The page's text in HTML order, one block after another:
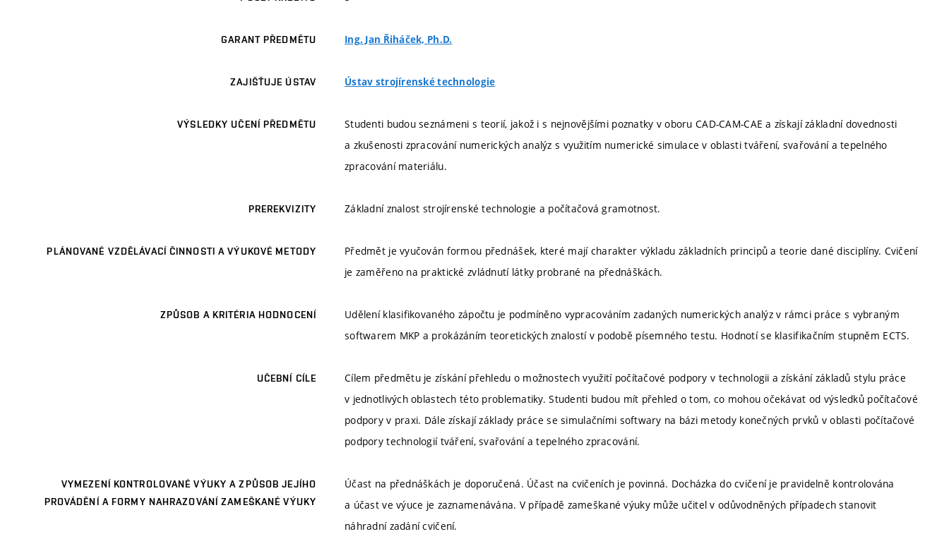
GARANT PŘEDMĚTU Ing. Jan Řiháček, Ph.D.
ZAJIŠŤUJE ÚSTAV Ústav strojírenské technologie
VÝSLEDKY UČENÍ PŘEDMĚTU
Studenti budou seznámeni s teorií, jakož i s nejnovějšími poznatky v oboru CAD-CAM-CAE a získají základní dovednosti
a zkušenosti zpracování numerických analýz s využitím numerické simulace v oblasti tváření, svařování a tepelného
zpracování materiálu.
PREREKVIZITY Základní znalost strojírenské technologie a počítačová gramotnost.
PLÁNOVANÉ VZDĚLÁVACÍ ČINNOSTI A VÝUKOVÉ METODY
Předmět je vyučován formou přednášek, které mají charakter výkladu základních principů a teorie dané disciplíny. Cvičení
je zaměřeno na praktické zvládnutí látky probrané na přednáškách.
ZPŮSOB A KRITÉRIA HODNOCENÍ
Udělení klasifikovaného zápočtu je podmíněno vypracováním zadaných numerických analýz v rámci práce s vybraným
softwarem MKP a prokázáním teoretických znalostí v podobě písemného testu. Hodnotí se klasifikačním stupněm ECTS.
UČEBNÍ CÍLE
Cílem předmětu je získání přehledu o možnostech využití počítačové podpory v technologii a získání základů stylu práce
v jednotlivých oblastech této problematiky. Studenti budou mít přehled o tom, co mohou očekávat od výsledků počítačové
podpory v praxi. Dále získají základy práce se simulačními softwary na bázi metody konečných prvků v oblasti počítačové
podpory technologií tváření, svařování a tepelného zpracování.
VYMEZENÍ KONTROLOVANÉ VÝUKY A ZPŮSOB JEJÍHO
PROVÁDĚNÍ A FORMY NAHRAZOVÁNÍ ZAMEŠKANÉ VÝUKY
Účast na přednáškách je doporučená. Účast na cvičeních je povinná. Docházka do cvičení je pravidelně kontrolována
a účast ve výuce je zaznamenávána. V případě zameškané výuky může učitel v odůvodněných případech stanovit
náhradní zadání cvičení.